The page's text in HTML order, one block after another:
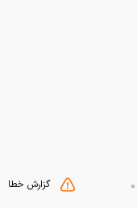
گزارش خطا 0